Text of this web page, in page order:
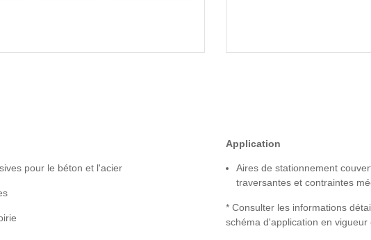
pour le béton et l'acier
Application
Aires de stationnement
traversantes et contraintes
* Consulter les informations
schéma d'application en